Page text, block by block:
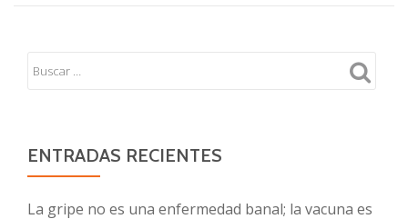
COVID19
ENTRADAS RECIENTES
La gripe no es una enfermedad banal; la vacuna es